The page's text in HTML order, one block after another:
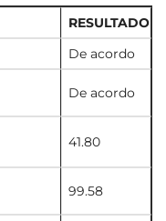
RESULTADO
De acordo
De acordo
41.80
99.58